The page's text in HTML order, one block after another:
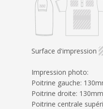
Surface d'impression
Impression photo:
Poitrine gauche:
Poitrine droite:
Poitrine centrale